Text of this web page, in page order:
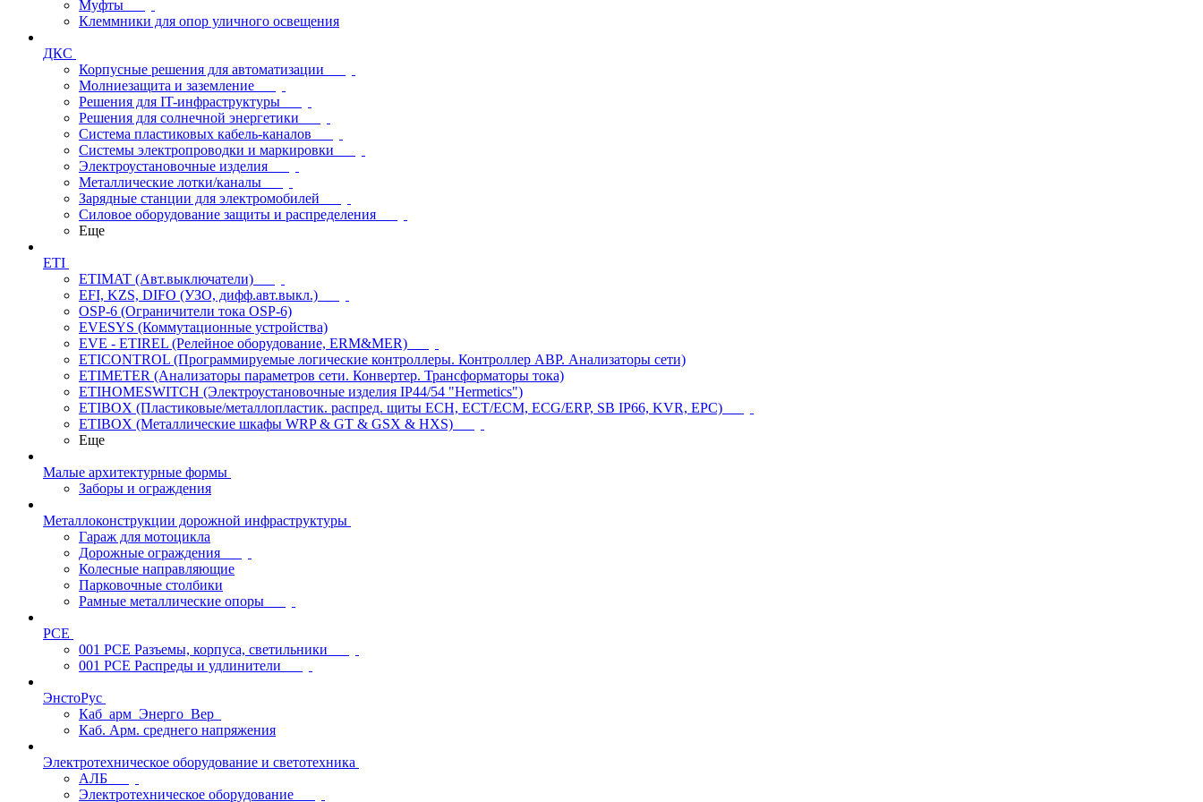
Муфты
Клеммники для опор уличного освещения
ДКС
Корпусные решения для автоматизации
Молниезащита и заземление
Решения для IT-инфраструктуры
Решения для солнечной энергетики
Система пластиковых кабель-каналов
Системы электропроводки и маркировки
Электроустановочные изделия
Металлические лотки/каналы
Зарядные станции для электромобилей
Силовое оборудование защиты и распределения
Еще
ETI
ETIMAT (Авт.выключатели)
EFI, KZS, DIFO (УЗО, дифф.авт.выкл.)
OSP-6 (Ограничители тока OSP-6)
EVESYS (Коммутационные устройства)
EVE - ETIREL (Релейное оборудование, ERM&MER)
ETICONTROL (Программируемые логические контроллеры. Контроллер АВР. Анализаторы сети)
ETIMETER (Анализаторы параметров сети. Конвертер. Трансформаторы тока)
ETIHOMESWITCH (Электроустановочные изделия IP44/54 "Hermetics")
ETIBOX (Пластиковые/металлопластик. распред. щиты ECH, ECT/ECM, ECG/ERP, SB IP66, KVR, EPC)
ETIBOX (Металлические шкафы WRP & GT & GSX & HXS)
Еще
Малые архитектурные формы
Заборы и ограждения
Металлоконструкции дорожной инфраструктуры
Гараж для мотоцикла
Дорожные ограждения
Колесные направляющие
Парковочные столбики
Рамные металлические опоры
PCE
001 PCE Разъемы, корпуса, светильники
001 PCE Распреды и удлинители
ЭнстоРус
Каб_арм_Энерго_Вер_
Каб. Арм. среднего напряжения
Электротехническое оборудование и светотехника
АЛБ
Электротехническое оборудование